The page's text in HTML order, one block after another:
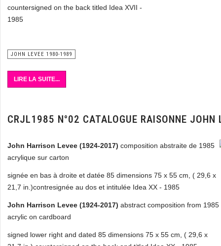
countersigned on the back titled Idea XVII -
1985
JOHN LEVEE 1980-1989
LIRE LA SUITE...
CRJL1985 N°02 CATALOGUE RAISONNE JOHN
John Harrison Levee (1924-2017) composition abstraite de 1985
acrylique sur carton
signée en bas à droite et datée 85 dimensions 75 x 55 cm, ( 29,6 x
21,7 in.)contresignée au dos et intitulée Idea XX - 1985
John Harrison Levee (1924-2017) abstract composition from 1985
acrylic on cardboard
signed lower right and dated 85 dimensions 75 x 55 cm, ( 29,6 x